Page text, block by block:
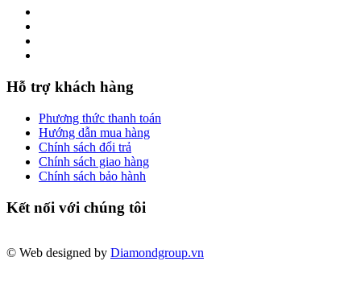
Hỗ trợ khách hàng
Phương thức thanh toán
Hướng dẫn mua hàng
Chính sách đổi trả
Chính sách giao hàng
Chính sách bảo hành
Kết nối với chúng tôi
© Web designed by Diamondgroup.vn